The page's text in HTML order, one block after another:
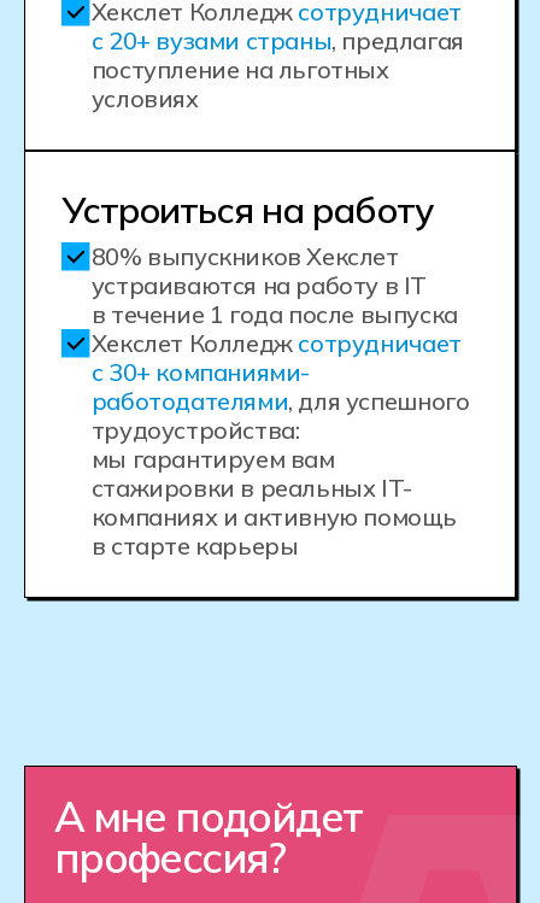
с профессиональными программами,
проектировать для разных
технологий печати, и будете учиться
на реальных промышленных
задачах.
Опытные преподаватели —это
инженеры и дизайнеры. Наши
преподаватели — это молодые
специалисты с опытом работы
в области 3D-печати и аддитивных
технологий. Они всегда готовы
поделиться своими знаниями,
рассказать о реальных кейсах
и помочь вам решить любые
вопросы.
Сопровождение на всех этапах.
Персональный куратор будет с вами
в компаниях, работающих
с аддитивными технологиями,
и помогаем с подготовкой
портфолио проектов и резюме.